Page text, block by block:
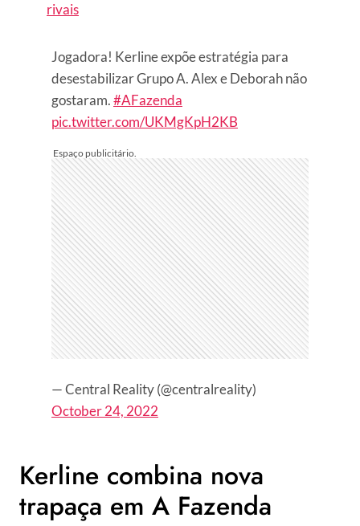
rivais
Jogadora! Kerline expõe estratégia para
desestabilizar Grupo A. Alex e Deborah não
gostaram.#AFazenda
pic.twitter.com/UKMgKpH2KB
— Central Reality (@centralreality)
October 24, 2022
Kerline combina nova
trapaça em A Fazenda